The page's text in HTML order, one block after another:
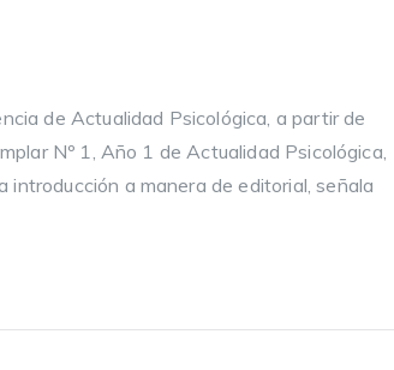
de Actualidad Psicológica, a partir de
Nº 1, Año 1 de Actualidad Psicológica,
a manera de editorial, señala